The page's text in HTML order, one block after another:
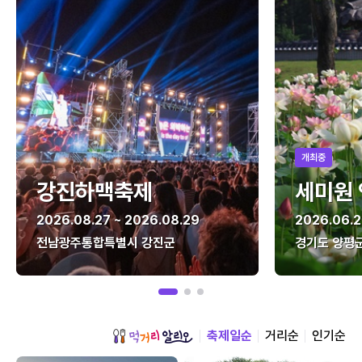
강진하맥축제
2026.08.27 ~ 2026.08.29
전남광주통합특별시 강진군
개최중
세미원
경기도 양평
축제일순 거리순 인기순